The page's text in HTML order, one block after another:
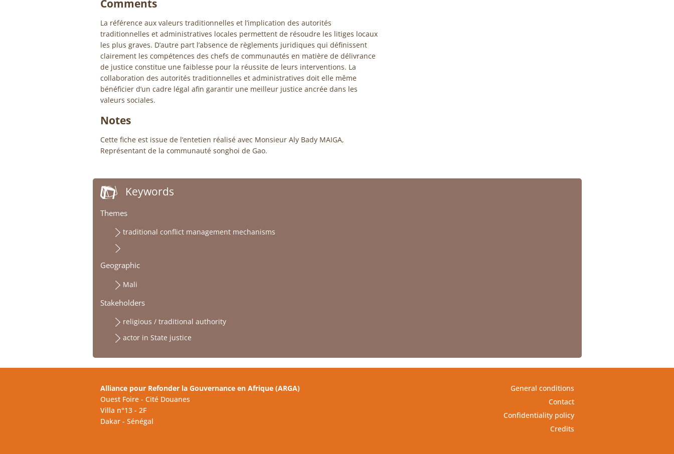
Comments
La référence aux valeurs traditionnelles et l’implication des autorités
traditionnelles et administratives locales permettent de résoudre les litiges locaux
les plus graves. D’autre part l’absence de règlements juridiques qui définissent
clairement les compétences des chefs de communautés en matière de délivrance
de justice constitue une faiblesse pour la réussite de leurs interventions. La
collaboration des autorités traditionnelles et administratives doit elle même
bénéficier d’un cadre légal afin garantir une meilleur justice ancrée dans les
valeurs sociales.
Notes
Cette fiche est issue de l’entetien réalisé avec Monsieur Aly Bady MAIGA,
Représentant de la communauté songhoi de Gao.
Keywords
Themes
traditional conflict management mechanisms
Geographic
Mali
Stakeholders
religious / traditional authority
actor in State justice
Alliance pour Refonder la Gouvernance en Afrique (ARGA)
Ouest Foire - Cité Douanes
Villa n°13 - 2F
Dakar - Sénégal
General conditions
Contact
Confidentiality policy
Credits